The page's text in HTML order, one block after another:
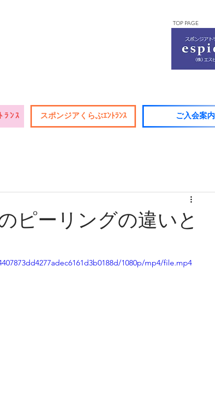
TOP PAGE
ﾗﾝｽ スポンジアくらぶｴﾝﾄﾗﾝｽ ご入会案内
ピーリングの違いと
1080p/mp4/file.mp4